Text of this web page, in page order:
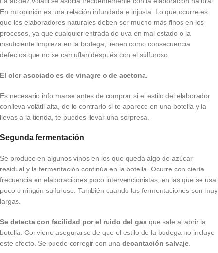
En mi opinión es una relación infundada e injusta. Lo que ocurre es
que los elaboradores naturales deben ser mucho más finos en los
procesos, ya que cualquier entrada de uva en mal estado o la
insuficiente limpieza en la bodega, tienen como consecuencia
defectos que no se camuflan después con el sulfuroso.
El olor asociado es de vinagre o de acetona.
Es necesario informarse antes de comprar si el estilo del elaborador
conlleva volátil alta, de lo contrario si te aparece en una botella y la
llevas a la tienda, te puedes llevar una sorpresa.
Segunda fermentación
Se produce en algunos vinos en los que queda algo de azúcar
residual y la fermentación continúa en la botella. Ocurre con cierta
frecuencia en elaboraciones poco intervencionistas, en las que se usa
poco o ningún sulfuroso. También cuando las fermentaciones son muy
largas.
Se detecta con facilidad por el ruido del gas que sale al abrir la
botella. Conviene asegurarse de que el estilo de la bodega no incluye
este efecto. Se puede corregir con una decantación salvaje